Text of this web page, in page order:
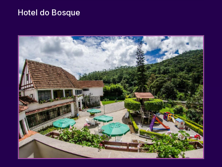
Hotel do Bosque